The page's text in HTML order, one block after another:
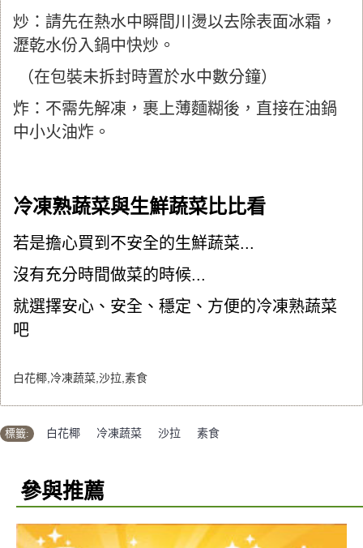
炒：請先在熱水中瞬間川燙以去除表面冰霜，
瀝乾水份入鍋中快炒。
（在包裝未拆封時置於水中數分鐘）
炸：不需先解凍，裹上薄麵糊後，直接在油鍋
中小火油炸。
冷凍熟蔬菜與生鮮蔬菜比比看
若是擔心買到不安全的生鮮蔬菜...
沒有充分時間做菜的時候...
就選擇安心、安全、穩定、方便的冷凍熟蔬菜
吧
白花椰,冷凍蔬菜,沙拉,素食
標籤: 白花椰 冷凍蔬菜 沙拉 素食
參與推薦